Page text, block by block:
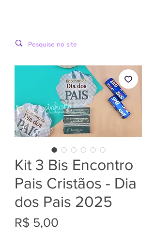
Kit 3 Bis Encontro
Pais Cristãos - Dia
dos Pais 2025
R$ 5,00